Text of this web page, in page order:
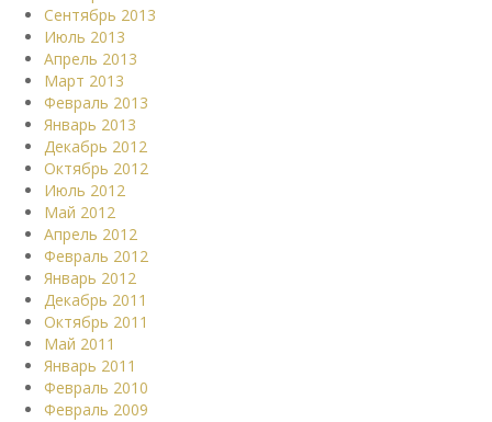
Сентябрь 2013
Июль 2013
Апрель 2013
Март 2013
Февраль 2013
Январь 2013
Декабрь 2012
Октябрь 2012
Июль 2012
Май 2012
Апрель 2012
Февраль 2012
Январь 2012
Декабрь 2011
Октябрь 2011
Май 2011
Январь 2011
Февраль 2010
Февраль 2009